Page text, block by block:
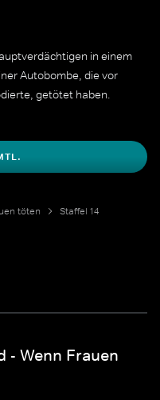
in einem
Autobombe, die vor
getötet haben.
töten
Staffel 14
- Wenn Frauen